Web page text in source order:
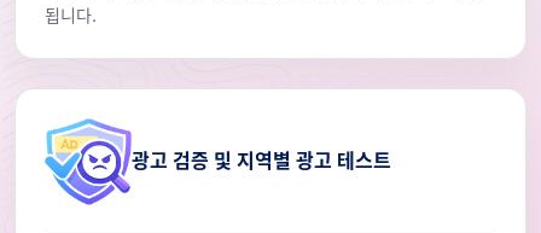
됩니다.
광고 검증 및 지역별 광고 테스트